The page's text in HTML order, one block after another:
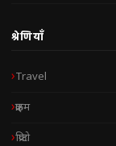
श्रेणियाँ
Travel
क्राइम
क्रिप्टो